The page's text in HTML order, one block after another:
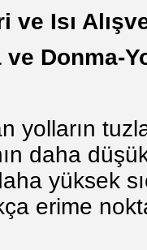
ve Isı
Donma-
yolların
daha
yüksek
erime